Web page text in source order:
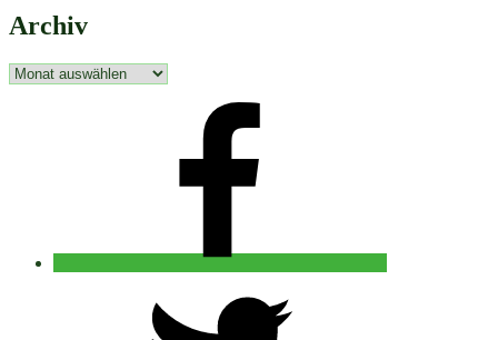
Archiv
Archiv